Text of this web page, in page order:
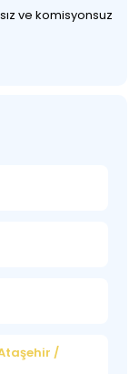
ve komisyonsuz
/